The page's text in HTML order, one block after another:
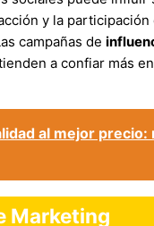
y la
campañas de
a confiar más
al mejor precio:
Marketing